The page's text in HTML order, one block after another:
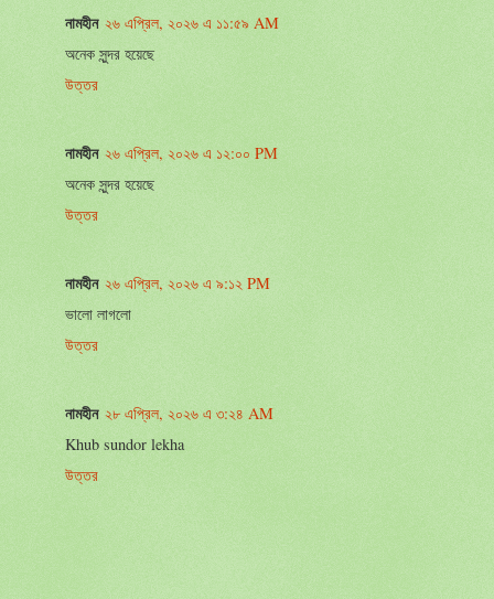
নামহীন ২৬ এপ্রিল, ২০২৬ এ ১১:৫৯ AM
অনেক সুন্দর হয়েছে
উত্তর
নামহীন ২৬ এপ্রিল, ২০২৬ এ ১২:০০ PM
অনেক সুন্দর হয়েছে
উত্তর
নামহীন ২৬ এপ্রিল, ২০২৬ এ ৯:১২ PM
ভালো লাগলো
উত্তর
নামহীন ২৮ এপ্রিল, ২০২৬ এ ৩:২৪ AM
Khub sundor lekha
উত্তর